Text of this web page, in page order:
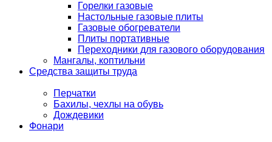
Горелки газовые
Настольные газовые плиты
Газовые обогреватели
Плиты портативные
Переходники для газового оборудования
Мангалы, коптильни
Средства защиты труда
Перчатки
Бахилы, чехлы на обувь
Дождевики
Фонари